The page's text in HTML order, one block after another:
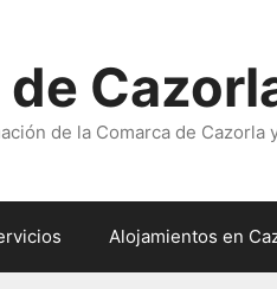
de
de la Comarca de Cazorla
Alojamientos en